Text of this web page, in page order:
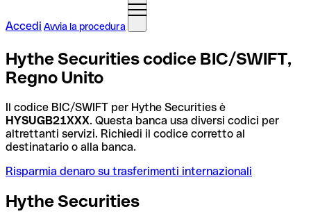
Accedi Avvia la procedura
Hythe Securities codice BIC/SWIFT,
Regno Unito
Il codice BIC/SWIFT per Hythe Securities è
HYSUGB21XXX. Questa banca usa diversi codici per
altrettanti servizi. Richiedi il codice corretto al
destinatario o alla banca.
Risparmia denaro su trasferimenti internazionali
Hythe Securities